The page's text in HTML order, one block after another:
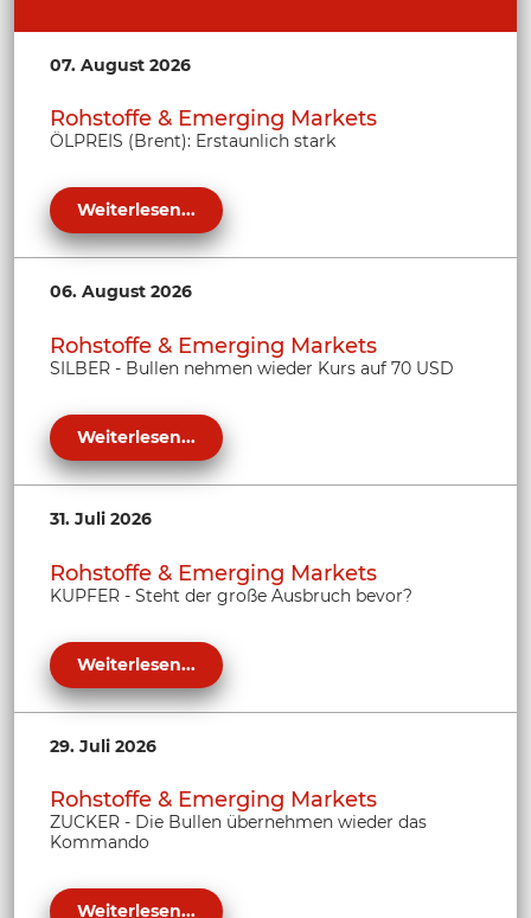
07. August 2026
Rohstoffe & Emerging Markets
ÖLPREIS (Brent): Erstaunlich stark
Weiterlesen...
06. August 2026
Rohstoffe & Emerging Markets
SILBER - Bullen nehmen wieder Kurs auf 70 USD
Weiterlesen...
31. Juli 2026
Rohstoffe & Emerging Markets
KUPFER - Steht der große Ausbruch bevor?
Weiterlesen...
29. Juli 2026
Rohstoffe & Emerging Markets
ZUCKER - Die Bullen übernehmen wieder das
Kommando
Weiterlesen...